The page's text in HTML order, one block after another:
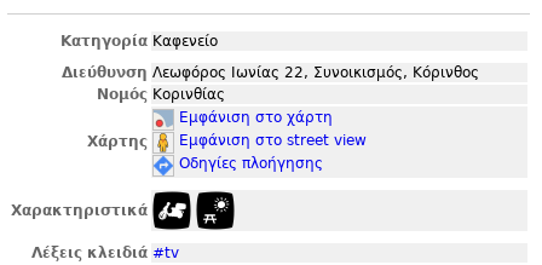
Κατηγορία Καφενείο
Διεύθυνση Λεωφόρος Ιωνίας 22, Συνοικισμός, Κόρινθος
Νομός Κορινθίας
Χάρτης
Εμφάνιση στο χάρτη
Εμφάνιση στο street view
Οδηγίες πλοήγησης
Χαρακτηριστικά
Λέξεις κλειδιά #tv